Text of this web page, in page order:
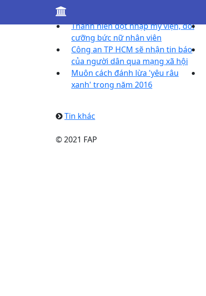
Tin khác
Thanh niên đột nhập mỹ viện, đòi
cưỡng bức nữ nhân viên
Công an TP HCM sẽ nhận tin báo
của người dân qua mạng xã hội
Muôn cách đánh lừa 'yêu râu
xanh' trong năm 2016
Tin khác
© 2021 FAP